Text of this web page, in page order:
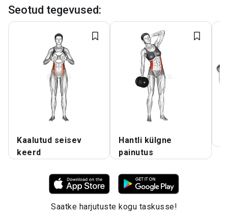
Seotud tegevused:
Kaalutud seisev
keerd
Hantli külgne
painutus
Saatke harjutuste kogu taskusse!